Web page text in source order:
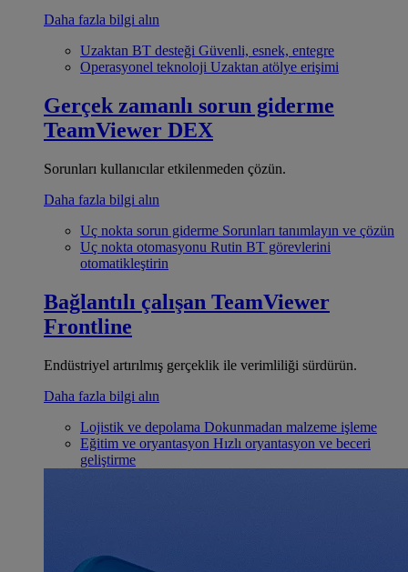
Daha fazla bilgi alın
Uzaktan BT desteği Güvenli, esnek, entegre
Operasyonel teknoloji Uzaktan atölye erişimi
Gerçek zamanlı sorun giderme
TeamViewer DEX
Sorunları kullanıcılar etkilenmeden çözün.
Daha fazla bilgi alın
Uç nokta sorun giderme Sorunları tanımlayın ve çözün
Uç nokta otomasyonu Rutin BT görevlerini
otomatikleştirin
Bağlantılı çalışan TeamViewer
Frontline
Endüstriyel artırılmış gerçeklik ile verimliliği sürdürün.
Daha fazla bilgi alın
Lojistik ve depolama Dokunmadan malzeme işleme
Eğitim ve oryantasyon Hızlı oryantasyon ve beceri
geliştirme